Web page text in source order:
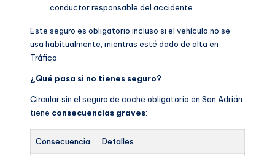
conductor responsable del accidente.
Este seguro es obligatorio incluso si el vehículo no se
usa habitualmente, mientras esté dado de alta en
Tráfico.
¿Qué pasa si no tienes seguro?
Circular sin el seguro de coche obligatorio en San Adrián
tiene consecuencias graves:
Consecuencia Detalles